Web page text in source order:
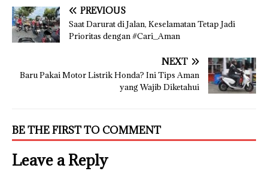
PREVIOUS
Saat Darurat di Jalan, Keselamatan Tetap Jadi
Prioritas dengan #Cari_Aman
NEXT
Baru Pakai Motor Listrik Honda? Ini Tips Aman
yang Wajib Diketahui
BE THE FIRST TO COMMENT
Leave a Reply